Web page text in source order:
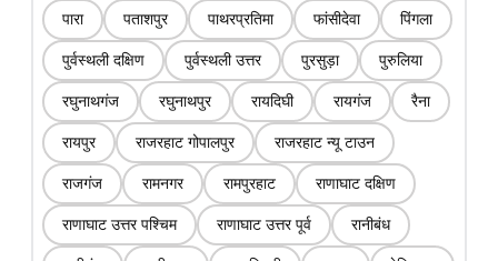
पारा पताशपुर पाथरप्रतिमा फांसीदेवा पिंगला
पुर्वस्थली दक्षिण पुर्वस्थली उत्तर पुरसुड़ा पुरुलिया
रघुनाथगंज रघुनाथपुर रायदिघी रायगंज रैना
रायपुर राजरहाट गोपालपुर राजरहाट न्यू टाउन
राजगंज रामनगर रामपुरहाट राणाघाट दक्षिण
राणाघाट उत्तर पश्चिम राणाघाट उत्तर पूर्व रानीबंध